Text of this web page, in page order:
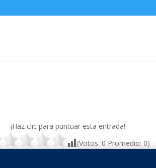
¡Haz clic para puntuar esta entrada!
(Votos: 0 Promedio: 0)